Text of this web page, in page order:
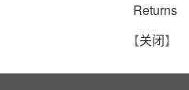
Returns
【关闭】